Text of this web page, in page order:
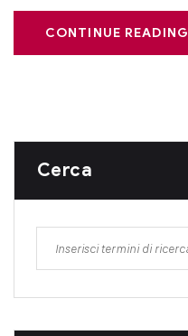
CONTINUE READING
Cerca